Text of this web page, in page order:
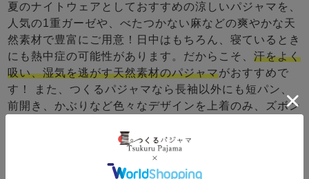
夏のナイトウェアとしておすすめの涼しいパジャマを、
人気の1重ガーゼや、べたつかない麻などの爽やかな天
然素材で豊富にご用意！日中はもちろん、寝ているとき
にも熱中症の可能性があります。だからこそ、汗をよく
吸い、湿気を逃がす天然素材のパジャマがおすすめで
す！ また、つくるパジャマなら長袖以外にも短パン、
前開き、かぶりなど色々なデザインを上着のみ、ズボン
けでなく夏のルームウェアとしてもおすすめです！